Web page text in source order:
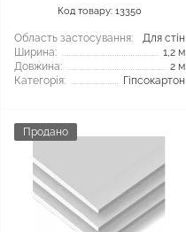
Код товару: 13350
Область застосування:
Для стін
Ширина:
1,2 м
Довжина:
2 м
Категорія:
Гіпсокартон
Продано